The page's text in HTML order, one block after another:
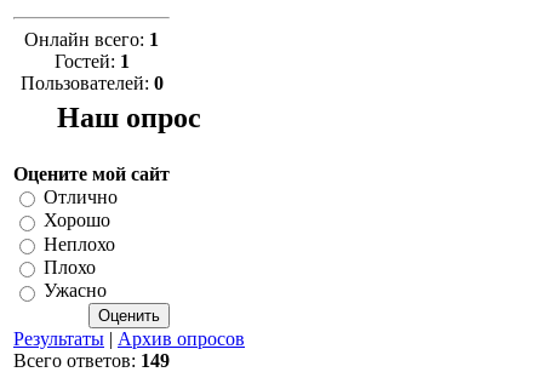
Онлайн всего: 1
Гостей: 1
Пользователей: 0
Наш опрос
Оцените мой сайт
Отлично
Хорошо
Неплохо
Плохо
Ужасно
Результаты | Архив опросов
Всего ответов: 149